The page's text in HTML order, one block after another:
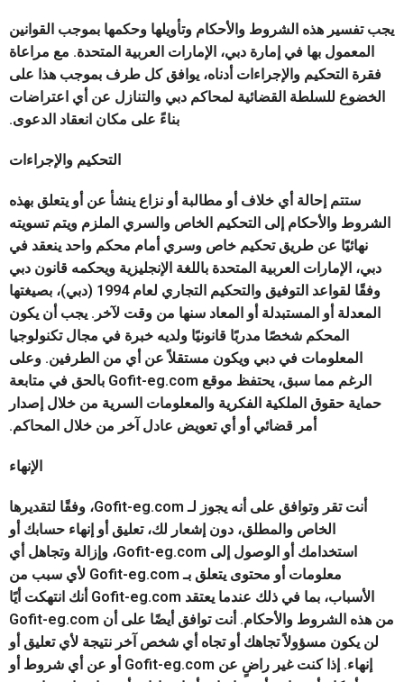
يجب تفسير هذه الشروط والأحكام وتأويلها وحكمها بموجب القوانين
المعمول بها في إمارة دبي، الإمارات العربية المتحدة. مع مراعاة
فقرة التحكيم والإجراءات أدناه، يوافق كل طرف بموجب هذا على
الخضوع للسلطة القضائية لمحاكم دبي والتنازل عن أي اعتراضات
بناءً على مكان انعقاد الدعوى.
التحكيم والإجراءات
ستتم إحالة أي خلاف أو مطالبة أو نزاع ينشأ عن أو يتعلق بهذه
الشروط والأحكام إلى التحكيم الخاص والسري الملزم ويتم تسويته
نهائيًا عن طريق تحكيم خاص وسري أمام محكم واحد ينعقد في
دبي، الإمارات العربية المتحدة باللغة الإنجليزية ويحكمه قانون دبي
وفقًا لقواعد التوفيق والتحكيم التجاري لعام 1994 (دبي)، بصيغتها
المعدلة أو المستبدلة أو المعاد سنها من وقت لآخر. يجب أن يكون
المحكم شخصًا مدربًا قانونيًا ولديه خبرة في مجال تكنولوجيا
المعلومات في دبي ويكون مستقلاً عن أي من الطرفين. وعلى
الرغم مما سبق، يحتفظ موقع Gofit-eg.com بالحق في متابعة
حماية حقوق الملكية الفكرية والمعلومات السرية من خلال إصدار
أمر قضائي أو أي تعويض عادل آخر من خلال المحاكم.
الإنهاء
أنت تقر وتوافق على أنه يجوز لـ Gofit-eg.com، وفقًا لتقديرها
الخاص والمطلق، دون إشعار لك، تعليق أو إنهاء حسابك أو
استخدامك أو الوصول إلى Gofit-eg.com، وإزالة وتجاهل أي
معلومات أو محتوى يتعلق بـ Gofit-eg.com لأي سبب من
الأسباب، بما في ذلك عندما يعتقد Gofit-eg.com أنك انتهكت أيًا
من هذه الشروط والأحكام. أنت توافق أيضًا على أن Gofit-eg.com
لن يكون مسؤولاً تجاهك أو تجاه أي شخص آخر نتيجة لأي تعليق أو
إنهاء. إذا كنت غير راضٍ عن Gofit-eg.com أو عن أي شروط أو